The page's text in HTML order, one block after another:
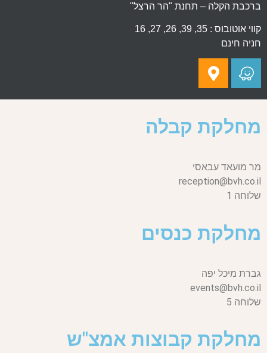
ברכבת הקלה – תחנת "הר הרצל"
קווי אוטובוס : 35, 39, 26, 27, 16
חניה חינם
מחלקת קבלה
מר מועאד עבאסי
reception@bvh.co.il
שלוחה 1
מחלקת כנסים
גברת מיכל יפה
events@bvh.co.il
שלוחה 5
מחלקת קבוצות אמצ"ש